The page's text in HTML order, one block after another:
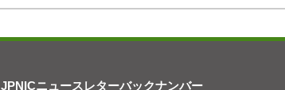
JPNICニュースレターバックナンバー